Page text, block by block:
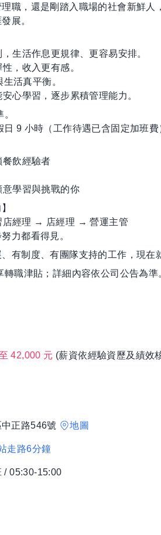
職，還是剛踏入職場的社會新鮮
展。
生活作息更規律、更容易安排。
，收入更有感。
活真平衡。
心學習，逐步累積管理能力。
9 小時（工作待遇已含固定加班費
飲經驗者
學習與挑戰的你
經理 → 店經理 → 營運主管
力都看得見。
有制度、有團隊支持的工作，現在
職津貼；詳細內容依公司公告為準
42,000 元 (薪資依經驗資歷及績效
正路546號 地圖
走路6分鐘
/ 05:30-15:00